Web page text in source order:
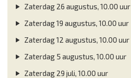
Zaterdag 26 augustus, 10.00 uur
Zaterdag 19 augustus, 10.00 uur
Zaterdag 12 augustus, 10.00 uur
Zaterdag 5 augustus, 10.00 uur
Zaterdag 29 juli, 10.00 uur